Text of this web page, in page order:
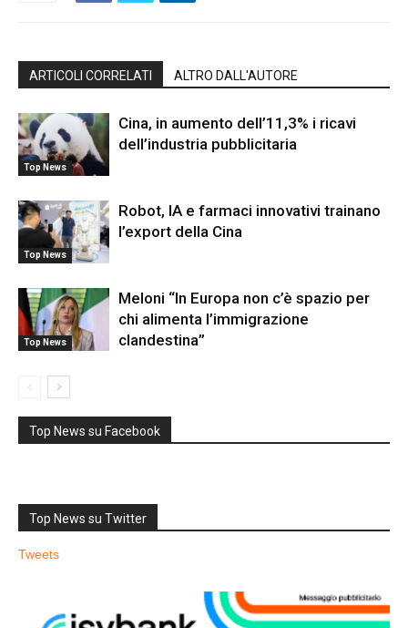
ARTICOLI CORRELATI ALTRO DALL'AUTORE
Top News
Cina, in aumento dell’11,3% i ricavi
dell’industria pubblicitaria
Top News
Robot, IA e farmaci innovativi trainano
l’export della Cina
Top News
Meloni “In Europa non c’è spazio per
chi alimenta l’immigrazione
clandestina”
Top News su Facebook
Top News su Twitter
Tweets